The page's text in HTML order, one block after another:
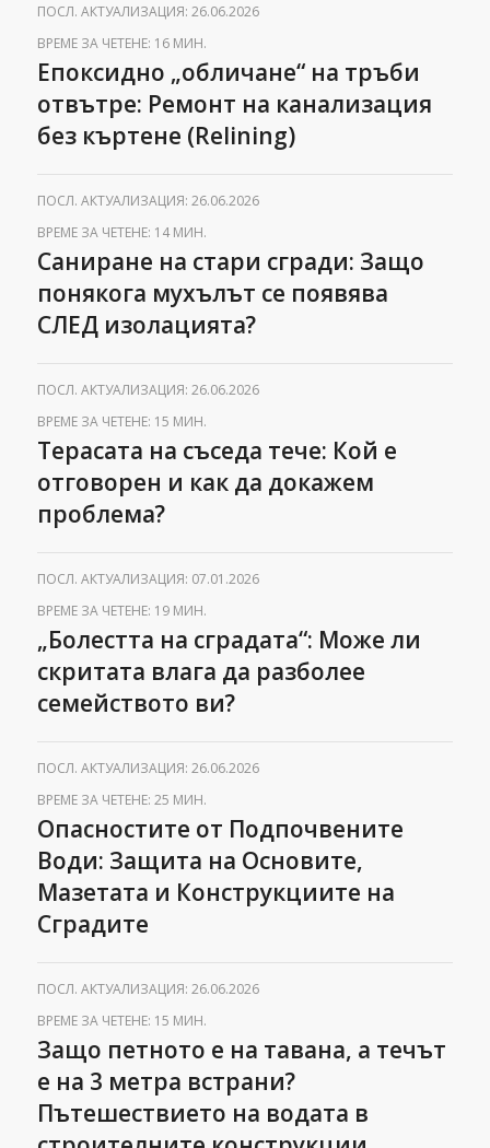
ПОСЛ. АКТУАЛИЗАЦИЯ: 26.06.2026
ВРЕМЕ ЗА ЧЕТЕНЕ: 16 МИН.
Епоксидно „обличане“ на тръби
отвътре: Ремонт на канализация
без къртене (Relining)
ПОСЛ. АКТУАЛИЗАЦИЯ: 26.06.2026
ВРЕМЕ ЗА ЧЕТЕНЕ: 14 МИН.
Саниране на стари сгради: Защо
понякога мухълът се появява
СЛЕД изолацията?
ПОСЛ. АКТУАЛИЗАЦИЯ: 26.06.2026
ВРЕМЕ ЗА ЧЕТЕНЕ: 15 МИН.
Терасата на съседа тече: Кой е
отговорен и как да докажем
проблема?
ПОСЛ. АКТУАЛИЗАЦИЯ: 07.01.2026
ВРЕМЕ ЗА ЧЕТЕНЕ: 19 МИН.
„Болестта на сградата“: Може ли
скритата влага да разболее
семейството ви?
ПОСЛ. АКТУАЛИЗАЦИЯ: 26.06.2026
ВРЕМЕ ЗА ЧЕТЕНЕ: 25 МИН.
Опасностите от Подпочвените
Води: Защита на Основите,
Мазетата и Конструкциите на
Сградите
ПОСЛ. АКТУАЛИЗАЦИЯ: 26.06.2026
ВРЕМЕ ЗА ЧЕТЕНЕ: 15 МИН.
Защо петното е на тавана, а течът
е на 3 метра встрани?
Пътешествието на водата в